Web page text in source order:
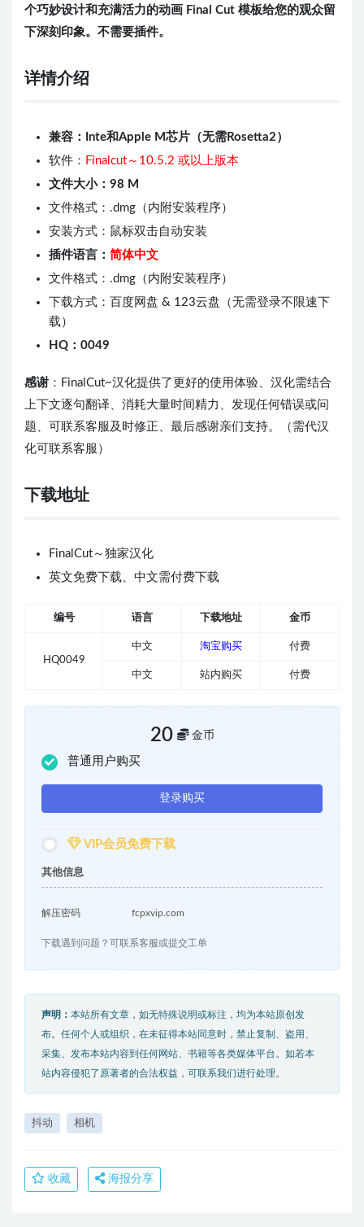
个巧妙设计和充满活力的动画 Final Cut 模板给您的观众留
下深刻印象。不需要插件。
详情介绍
兼容：Inte和Apple M芯片（无需Rosetta2）
软件： Finalcut～10.5.2 或以上版本
文件大小：98 M
文件格式：.dmg（内附安装程序）
安装方式：鼠标双击自动安装
插件语言： 简体中文
文件格式：.dmg（内附安装程序）
下载方式：百度网盘 & 123云盘（无需登录不限速下
载）
HQ：0049
感谢 ：FinalCut~汉化提供了更好的使用体验、汉化需结合
上下文逐句翻译、消耗大量时间精力、发现任何错误或问
题、可联系客服及时修正、最后感谢亲们支持。（需代汉
化可联系客服）
下载地址
FinalCut～独家汉化
英文免费下载、中文需付费下载
编号 语言 下载地址 金币
HQ0049
中文 淘宝购买 付费
中文 站内购买 付费
20 金币
普通用户购买
登录购买
VIP会员免费下载
其他信息
解压密码 fcpxvip.com
下载遇到问题？可联系客服或提交工单
声明： 本站所有文章，如无特殊说明或标注，均为本站原创发
布。任何个人或组织，在未征得本站同意时，禁止复制、盗用、
采集、发布本站内容到任何网站、书籍等各类媒体平台。如若本
站内容侵犯了原著者的合法权益，可联系我们进行处理。
抖动 相机
收藏 海报分享